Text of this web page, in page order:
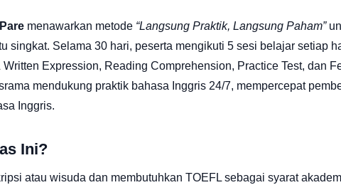
menawarkan metode “Langsung Praktik, Langsung Paham”
singkat. Selama 30 hari, peserta mengikuti 5 sesi belajar setiap
Expression, Reading Comprehension, Practice Test, dan
mendukung praktik bahasa Inggris 24/7, mempercepat
Inggris.
Ini?
atau wisuda dan membutuhkan TOEFL sebagai syarat